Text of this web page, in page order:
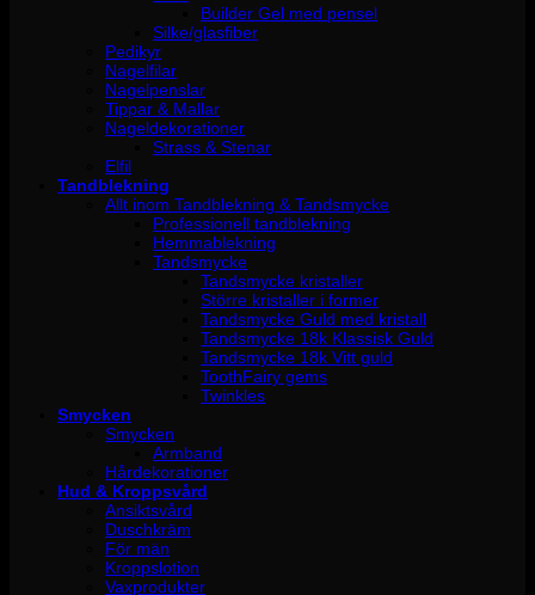
Builder Gel med pensel
Silke/glasfiber
Pedikyr
Nagelfilar
Nagelpenslar
Tippar & Mallar
Nageldekorationer
Strass & Stenar
Elfil
Tandblekning
Allt inom Tandblekning & Tandsmycke
Professionell tandblekning
Hemmablekning
Tandsmycke
Tandsmycke kristaller
Större kristaller i former
Tandsmycke Guld med kristall
Tandsmycke 18k Klassisk Guld
Tandsmycke 18k Vitt guld
ToothFairy gems
Twinkles
Smycken
Smycken
Armband
Hårdekorationer
Hud & Kroppsvård
Ansiktsvård
Duschkräm
För män
Kroppslotion
Vaxprodukter